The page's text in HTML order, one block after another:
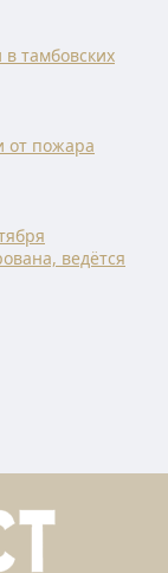
тамбовских
от пожара
ведётся